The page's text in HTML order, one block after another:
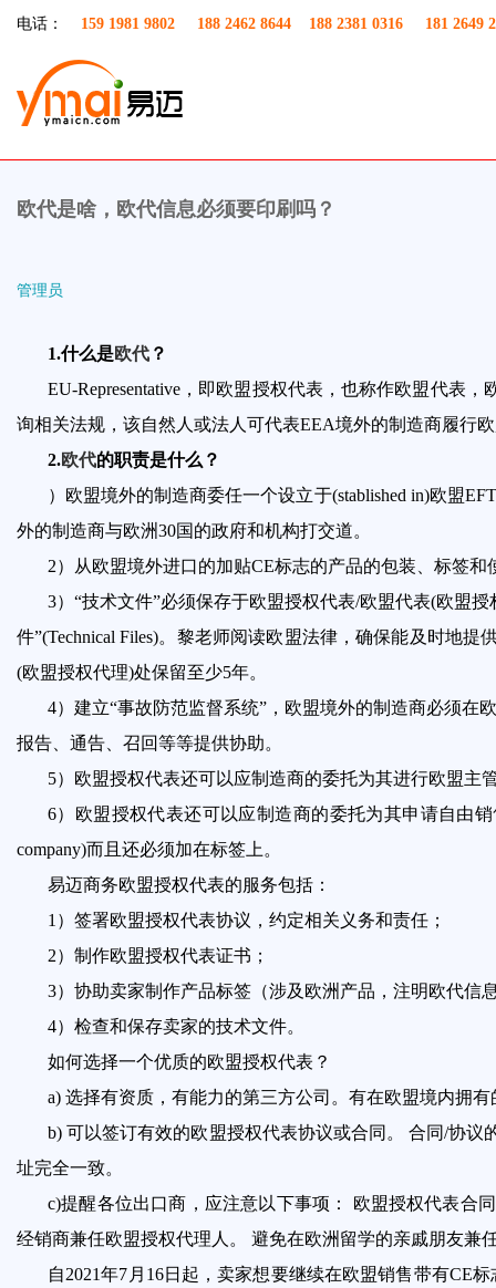
电话： 159 1981 9802 188 2462 8644 188 2381 0316 181 2649
欧代是啥，欧代信息必须要印刷吗？
管理员
1.什么是欧代 ？
EU-Representative，即欧盟授权代表，也称作欧盟代表
询相关法规，该自然人或法人可代表EEA境外的制造商履行
2.欧代的职责是什么？
）欧盟境外的制造商委任一个设立于(stablished in)欧盟
外的制造商与欧洲30国的政府和机构打交道。
2）从欧盟境外进口的加贴CE标志的产品的包装、标签
3）“技术文件”必须保存于欧盟授权代表/欧盟代表(欧盟
件”(Technical Files)。黎老师阅读欧盟法律，确保能及时地
(欧盟授权代理)处保留至少5年。
4）建立“事故防范监督系统”，欧盟境外的制造商必须在
报告、通告、召回等等提供协助。
5）欧盟授权代表还可以应制造商的委托为其进行欧盟主
6）欧盟授权代表还可以应制造商的委托为其申请自由销
company)而且还必须加在标签上。
易迈商务欧盟授权代表的服务包括：
1）签署欧盟授权代表协议，约定相关义务和责任；
2）制作欧盟授权代表证书；
3）协助卖家制作产品标签（涉及欧洲产品，注明欧代信
4）检查和保存卖家的技术文件。
如何选择一个优质的欧盟授权代表？
a) 选择有资质，有能力的第三方公司。有在欧盟境内拥
b) 可以签订有效的欧盟授权代表协议或合同。 合同/协
址完全一致。
c)提醒各位出口商，应注意以下事项： 欧盟授权代表合
经销商兼任欧盟授权代理人。 避免在欧洲留学的亲戚朋友兼
自2021年7月16日起，卖家想要继续在欧盟销售带有CE